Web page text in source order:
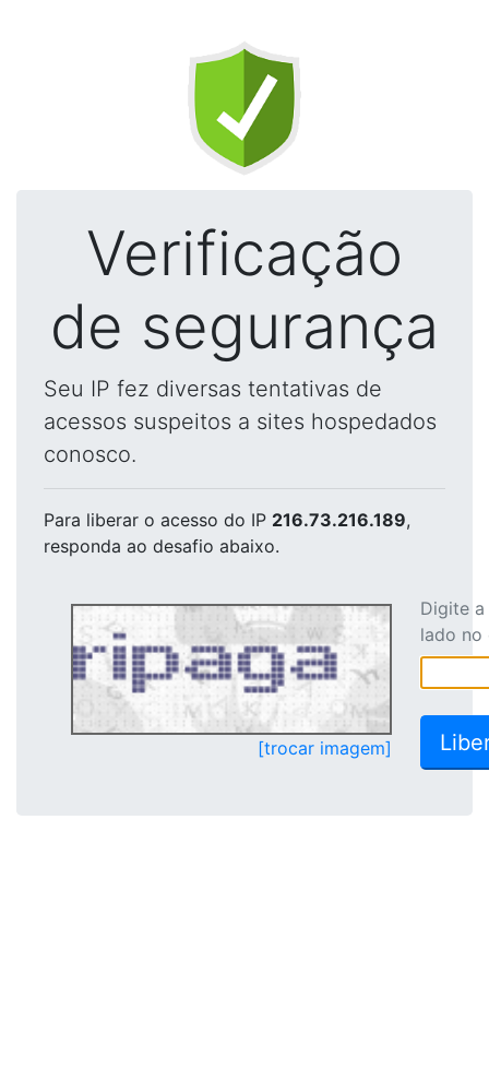
Verificação
de segurança
Seu IP fez diversas tentativas de
acessos suspeitos a sites hospedados
conosco.
Para liberar o acesso do IP 216.73.216.189,
responda ao desafio abaixo.
[trocar imagem]
Digite
lado no